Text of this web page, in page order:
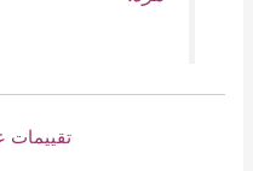
تقييمات